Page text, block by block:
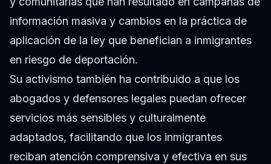
información masiva y cambios en la práctica de
aplicación de la ley que benefician a inmigrantes
en riesgo de deportación.
Su activismo también ha contribuido a que los
abogados y defensores legales puedan ofrecer
servicios más sensibles y culturalmente
adaptados, facilitando que los inmigrantes
reciban atención comprensiva y efectiva en sus